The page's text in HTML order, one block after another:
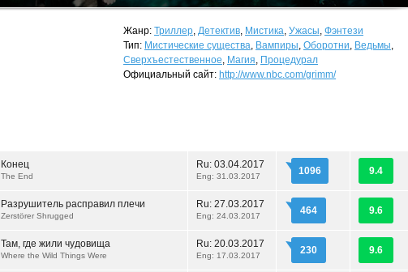
Жанр: Триллер, Детектив, Мистика, Ужасы, Фэнтези
Тип: Мистические существа, Вампиры, Оборотни, Ведьмы,
Сверхъестественное, Магия, Процедурал
Официальный сайт: http://www.nbc.com/grimm/
Конец
The End
Ru: 03.04.2017
Eng: 31.03.2017 1096 9.4
Разрушитель расправил плечи
Zerstörer Shrugged
Ru: 27.03.2017
Eng: 24.03.2017 464 9.6
Там, где жили чудовища
Where the Wild Things Were
Ru: 20.03.2017
Eng: 17.03.2017 230 9.6